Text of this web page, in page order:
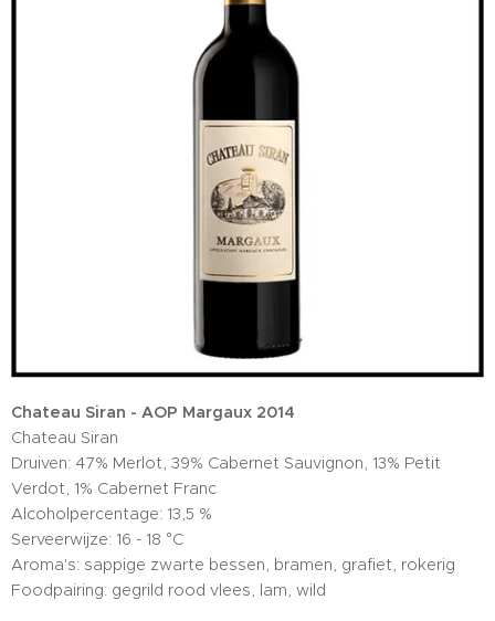
Chateau Siran - AOP Margaux 2014
Chateau Siran
Druiven: 47% Merlot, 39% Cabernet Sauvignon, 13% Petit
Verdot, 1% Cabernet Franc
Alcoholpercentage: 13,5 %
Serveerwijze: 16 - 18 °C
Aroma's: sappige zwarte bessen, bramen, grafiet, rokerig
Foodpairing: gegrild rood vlees, lam, wild